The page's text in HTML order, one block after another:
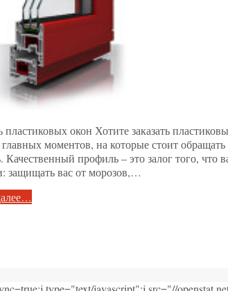
окон Хотите заказать
моментов, на которые стоит
Качественный профиль – это залог того,
защищать вас от морозов,…